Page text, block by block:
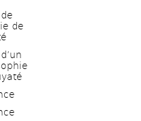
de